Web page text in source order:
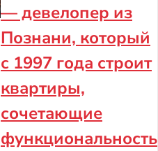
— девелопер из
Познани, который
с 1997 года строит
квартиры,
сочетающие
функциональность